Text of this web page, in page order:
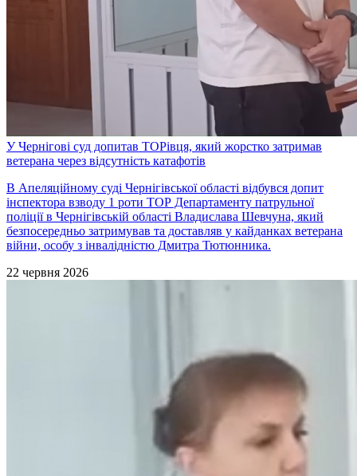
У Чернігові суд допитав ТОРівця, який жорстко затримав
ветерана через відсутність катафотів
В Апеляційному суді Чернігівської області відбувся допит
інспектора взводу 1 роти ТОР Департаменту патрульної
поліції в Чернігівській області Владислава Шевчуна, який
безпосередньо затримував та доставляв у кайданках ветерана
війни, особу з інвалідністю Дмитра Тютюнника.
22 червня 2026